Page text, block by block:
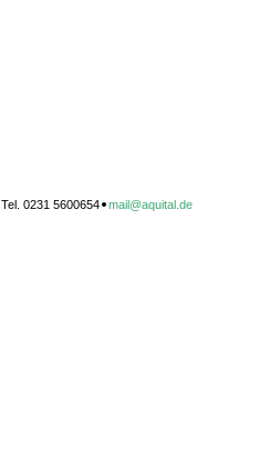
Tel. 0231 5600654 mail@aquital.de